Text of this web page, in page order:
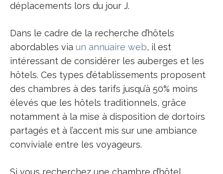
déplacements lors du jour J.
Dans le cadre de la recherche d’hôtels
abordables via un annuaire web, il est
intéressant de considérer les auberges et les
hôtels. Ces types d’établissements proposent
des chambres à des tarifs jusqu’à 50% moins
élevés que les hôtels traditionnels, grâce
notamment à la mise à disposition de dortoirs
partagés et à l’accent mis sur une ambiance
conviviale entre les voyageurs.
Si vous recherchez une chambre d’hôtel